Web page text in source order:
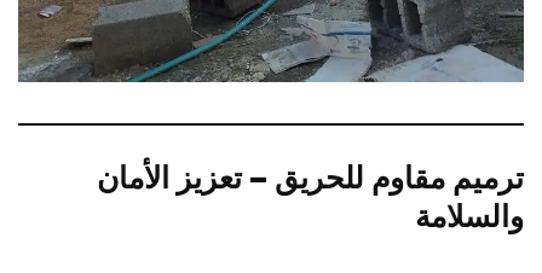
ترميم مقاوم للحريق – تعزيز الأمان
والسلامة